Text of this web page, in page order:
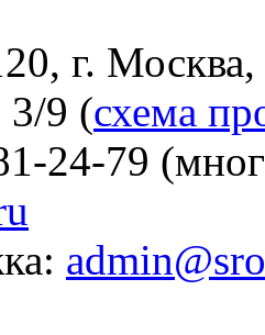
г.
3/9 (схема
24-79